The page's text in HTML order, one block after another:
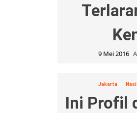
9 Mei 2016
Jakarta
Ini Profil